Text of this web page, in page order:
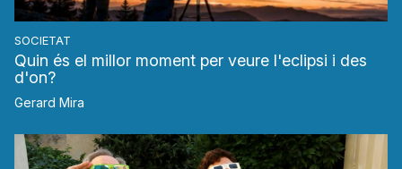
SOCIETAT
Quin és el millor moment per veure l'eclipsi i des
d'on?
Gerard Mira